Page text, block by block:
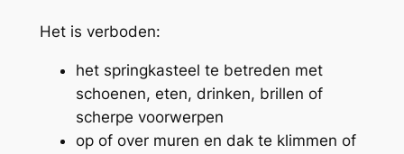
Het is verboden:
het springkasteel te betreden met
schoenen, eten, drinken, brillen of
scherpe voorwerpen
op of over muren en dak te klimmen of